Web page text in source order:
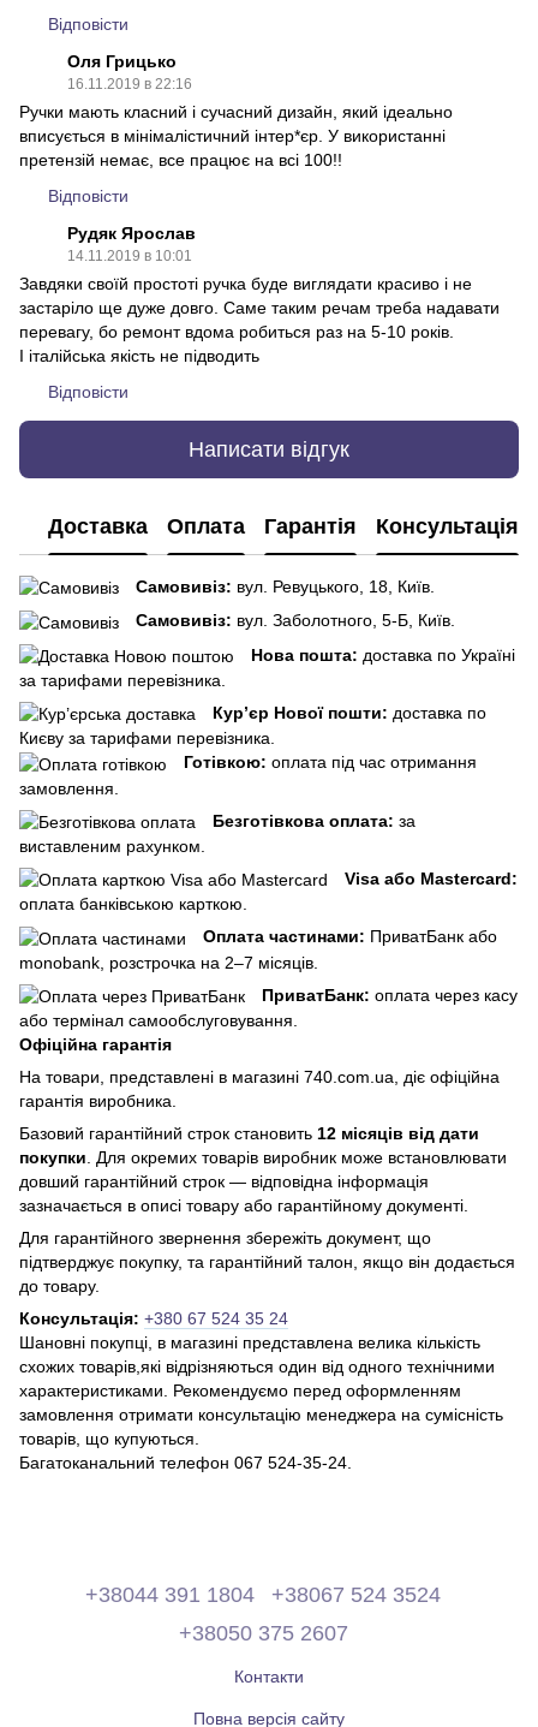
Відповісти
Оля Грицько
16.11.2019 в 22:16
Ручки мають класний і сучасний дизайн, який ідеально
вписується в мінімалістичний інтер*єр. У використанні
претензій немає, все працює на всі 100!!
Відповісти
Рудяк Ярослав
14.11.2019 в 10:01
Завдяки своїй простоті ручка буде виглядати красиво і не
застаріло ще дуже довго. Саме таким речам треба надавати
перевагу, бо ремонт вдома робиться раз на 5-10 років.
І італійська якість не підводить
Відповісти
Написати відгук
Доставка Оплата Гарантія Консультація
Самовивіз: вул. Ревуцького, 18, Київ.
Самовивіз: вул. Заболотного, 5-Б, Київ.
Нова пошта: доставка по Україні
за тарифами перевізника.
Кур’єр Нової пошти: доставка по
Києву за тарифами перевізника.
Готівкою: оплата під час отримання
замовлення.
Безготівкова оплата: за
виставленим рахунком.
Visa або Mastercard:
оплата банківською карткою.
Оплата частинами: ПриватБанк або
monobank, розстрочка на 2–7 місяців.
ПриватБанк: оплата через касу
або термінал самообслуговування.
Офіційна гарантія
На товари, представлені в магазині 740.com.ua, діє офіційна
гарантія виробника.
Базовий гарантійний строк становить 12 місяців від дати
покупки . Для окремих товарів виробник може встановлювати
довший гарантійний строк — відповідна інформація
зазначається в описі товару або гарантійному документі.
Для гарантійного звернення збережіть документ, що
підтверджує покупку, та гарантійний талон, якщо він додається
до товару.
Консультація: +380 67 524 35 24
Шановні покупці, в магазині представлена ​​велика кількість
схожих товарів,які відрізняються один від одного технічними
характеристиками. Рекомендуємо перед оформленням
замовлення отримати консультацію менеджера на сумісність
товарів, що купуються.
Багатоканальний телефон 067 524-35-24.
+38044 391 1804
+38067 524 3524
+38050 375 2607
Контакти
Повна версія сайту